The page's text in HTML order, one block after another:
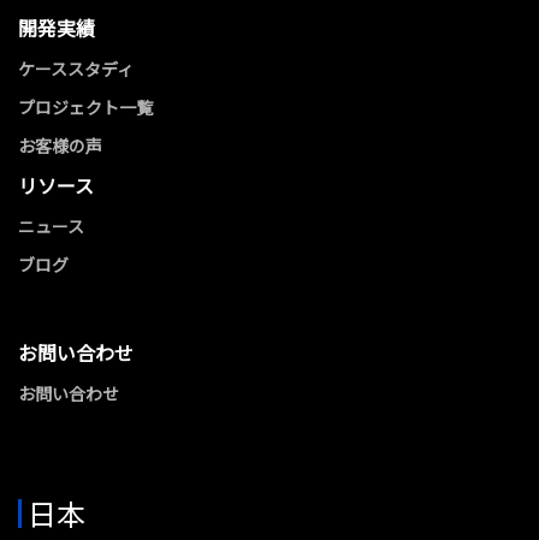
開発実績
ケーススタディ
プロジェクト一覧
お客様の声
リソース
ニュース
ブログ
お問い合わせ
お問い合わせ
日本